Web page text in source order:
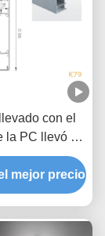
con el
la PC llevó el
para la
de la pared
LED
mejor precio